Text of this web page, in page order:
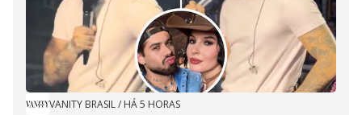
VANITY BRASIL/ HÁ 5 HORAS